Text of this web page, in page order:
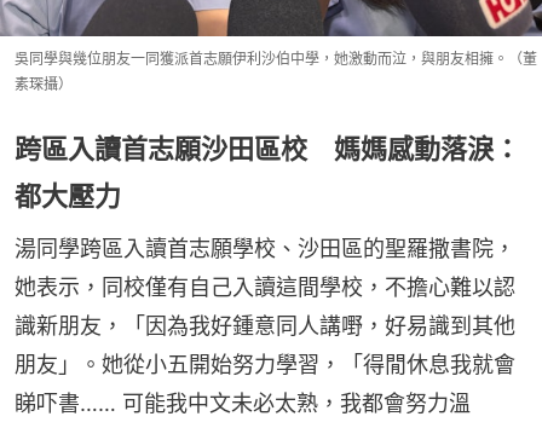
吳同學與幾位朋友一同獲派首志願伊利沙伯中學，她激動而泣，與朋友相擁。（董
素琛攝）
跨區入讀首志願沙田區校 媽媽感動落淚：
都大壓力
湯同學跨區入讀首志願學校、沙田區的聖羅撒書院，
她表示，同校僅有自己入讀這間學校，不擔心難以認
識新朋友，「因為我好鍾意同人講嘢，好易識到其他
朋友」。她從小五開始努力學習，「得閒休息我就會
睇吓書…… 可能我中文未必太熟，我都會努力溫